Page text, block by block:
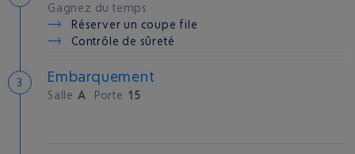
Gagnez du temps
Réserver un coupe file
Contrôle de sûreté
Embarquement
Salle A Porte 15